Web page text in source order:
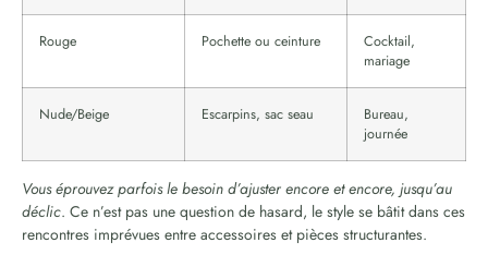
Rouge Pochette ou ceinture
Cocktail,
mariage
Nude/Beige Escarpins, sac seau
Bureau,
journée
Vous éprouvez parfois le besoin d’ajuster encore et encore, jusqu’au
déclic. Ce n’est pas une question de hasard, le style se bâtit dans ces
rencontres imprévues entre accessoires et pièces structurantes.